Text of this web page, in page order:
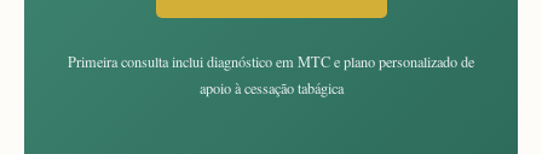
Primeira consulta inclui diagnóstico em MTC e plano personalizado de
apoio à cessação tabágica